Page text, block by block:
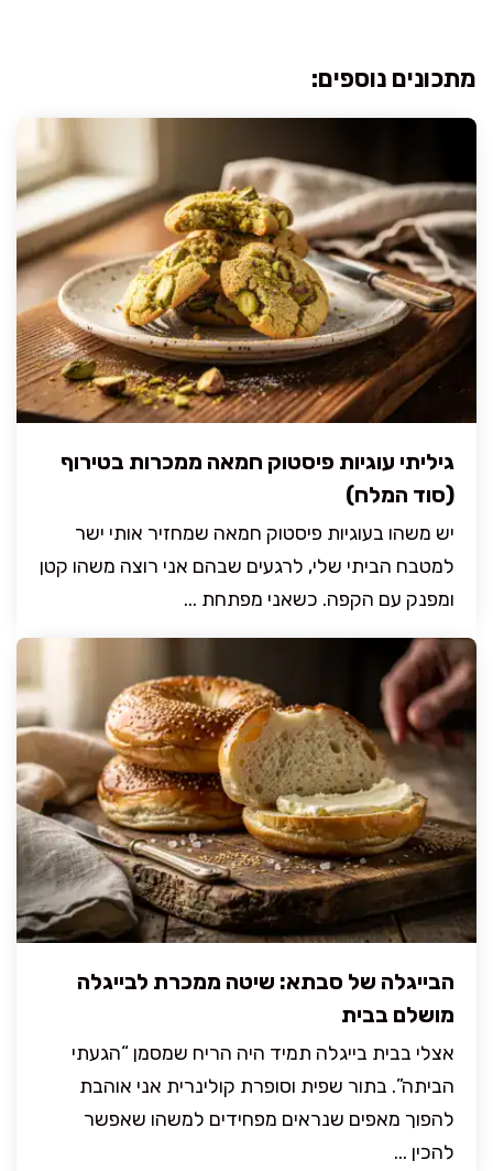
מתכונים נוספים:
גיליתי עוגיות פיסטוק חמאה ממכרות בטירוף
(סוד המלח)
יש משהו בעוגיות פיסטוק חמאה שמחזיר אותי ישר
למטבח הביתי שלי, לרגעים שבהם אני רוצה משהו קטן
ומפנק עם הקפה. כשאני מפתחת ...
הבייגלה של סבתא: שיטה ממכרת לבייגלה
מושלם בבית
אצלי בבית בייגלה תמיד היה הריח שמסמן “הגעתי
הביתה”. בתור שפית וסופרת קולינרית אני אוהבת
להפוך מאפים שנראים מפחידים למשהו שאפשר
להכין ...